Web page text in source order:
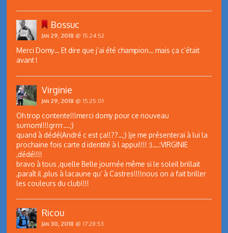
Bossuc
Jan 29, 2018 @ 15:24:52
Merci Domy… Et dire que j’ai été champion… mais ça c’était
avant !
Virginie
Jan 29, 2018 @ 15:25:01
Oh trop contente!!!merci domy pour ce nouveau
surnom!!!!grrrr….;)
quand à dédé(André c est ça!!??…;) )je me présenterai à lui la
prochaine fois carte d identité à l appui!!!! :)….:VIRGINIE
,dédé!!!!
bravo à tous ,quelle Belle journée même si le soleil brillait
,paraît il ,plus à lacaune qu’ à Castres!!!!nous on a fait briller
les couleurs du club!!!!
Ricou
Jan 30, 2018 @ 17:28:53